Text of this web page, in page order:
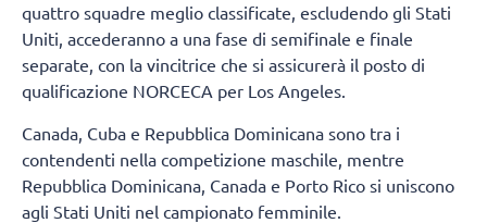
quattro squadre meglio classificate, escludendo gli Stati
Uniti, accederanno a una fase di semifinale e finale
separate, con la vincitrice che si assicurerà il posto di
qualificazione NORCECA per Los Angeles.
Canada, Cuba e Repubblica Dominicana sono tra i
contendenti nella competizione maschile, mentre
Repubblica Dominicana, Canada e Porto Rico si uniscono
agli Stati Uniti nel campionato femminile.